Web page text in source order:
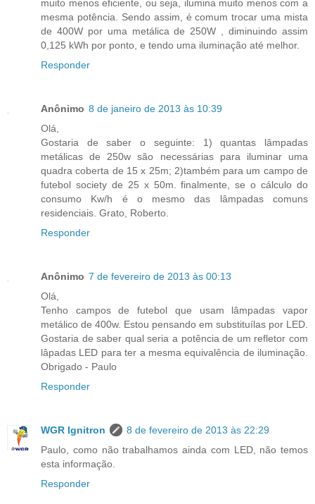
muito menos eficiente, ou seja, ilumina muito menos com a
mesma potência. Sendo assim, é comum trocar uma mista
de 400W por uma metálica de 250W , diminuindo assim
0,125 kWh por ponto, e tendo uma iluminação até melhor.
Responder
Anônimo 8 de janeiro de 2013 às 10:39
Olá,
Gostaria de saber o seguinte: 1) quantas lâmpadas
metálicas de 250w são necessárias para iluminar uma
quadra coberta de 15 x 25m; 2)também para um campo de
futebol society de 25 x 50m. finalmente, se o cálculo do
consumo Kw/h é o mesmo das lâmpadas comuns
residenciais. Grato, Roberto.
Responder
Anônimo 7 de fevereiro de 2013 às 00:13
Olá,
Tenho campos de futebol que usam lâmpadas vapor
metálico de 400w. Estou pensando em substituílas por LED.
Gostaria de saber qual seria a potência de um refletor com
lâpadas LED para ter a mesma equivalência de iluminação.
Obrigado - Paulo
Responder
WGR Ignitron
8 de fevereiro de 2013 às 22:29
Paulo, como não trabalhamos ainda com LED, não temos
esta informação.
Responder